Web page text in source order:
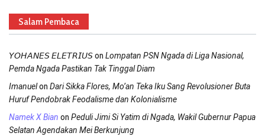
Salam Pembaca
𝘠𝘖𝘏𝘈𝘕𝘌𝘚 𝘌𝘓𝘌𝘛𝘙𝘐𝘜𝘚on Lompatan PSN Ngada di Liga Nasional,
Pemda Ngada Pastikan Tak Tinggal Diam
Imanuelon Dari Sikka Flores, Mo’an Teka Iku Sang Revolusioner Buta
Huruf Pendobrak Feodalisme dan Kolonialisme
Namek X Bian on Peduli Jimi Si Yatim di Ngada, Wakil Gubernur Papua
Selatan Agendakan Mei Berkunjung